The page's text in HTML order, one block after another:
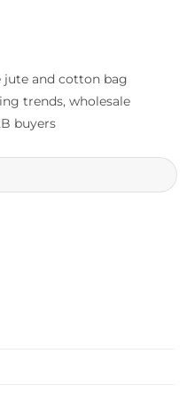
jute and cotton bag
trends, wholesale
buyers